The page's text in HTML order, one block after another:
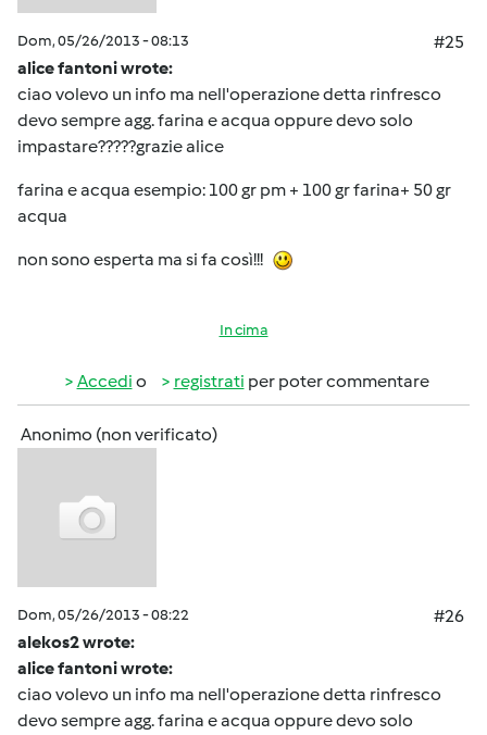
Dom, 05/26/2013 - 08:13
#25
alice fantoni wrote:
ciao volevo un info ma nell'operazione detta rinfresco
devo sempre agg. farina e acqua oppure devo solo
impastare?????grazie alice
farina e acqua esempio: 100 gr pm + 100 gr farina+ 50 gr
acqua
non sono esperta ma si fa così!!!
In cima
Accedi o registrati per poter commentare
Anonimo (non verificato)
Dom, 05/26/2013 - 08:22
#26
alekos2 wrote:
alice fantoni wrote:
ciao volevo un info ma nell'operazione detta rinfresco
devo sempre agg. farina e acqua oppure devo solo